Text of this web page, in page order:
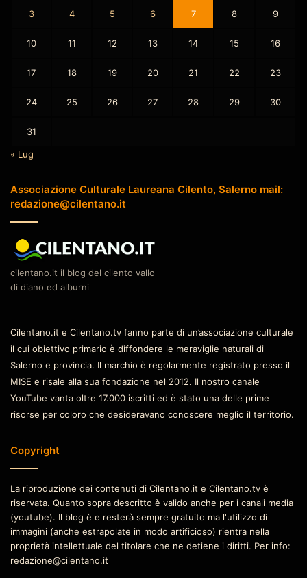
3 4 5 6 7 8 9
10 11 12 13 14 15 16
17 18 19 20 21 22 23
24 25 26 27 28 29 30
31
« Lug
Associazione Culturale Laureana Cilento, Salerno mail:
redazione@cilentano.it
cilentano.it il blog del cilento vallo
di diano ed alburni
Cilentano.it e Cilentano.tv fanno parte di un’associazione culturale
il cui obiettivo primario è diffondere le meraviglie naturali di
Salerno e provincia. Il marchio è regolarmente registrato presso il
MISE e risale alla sua fondazione nel 2012. Il nostro canale
YouTube vanta oltre 17.000 iscritti ed è stato una delle prime
risorse per coloro che desideravano conoscere meglio il territorio.
Copyright
La riproduzione dei contenuti di Cilentano.it e Cilentano.tv è
riservata. Quanto sopra descritto è valido anche per i canali media
(youtube). Il blog è e resterà sempre gratuito ma l'utilizzo di
immagini (anche estrapolate in modo artificioso) rientra nella
proprietà intellettuale del titolare che ne detiene i diritti. Per info:
redazione@cilentano.it